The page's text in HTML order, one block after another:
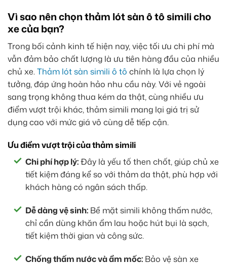
Vì sao nên chọn thảm lót sàn ô tô simili cho
xe của bạn?
Trong bối cảnh kinh tế hiện nay, việc tối ưu chi phí mà
vẫn đảm bảo chất lượng là ưu tiên hàng đầu của nhiều
chủ xe.Thảm lót sàn simili ô tô chính là lựa chọn lý
tưởng, đáp ứng hoàn hảo nhu cầu này. Với vẻ ngoài
sang trọng không thua kém da thật, cùng nhiều ưu
điểm vượt trội khác, thảm simili mang lại giá trị sử
dụng cao với mức giá vô cùng dễ tiếp cận.
Ưu điểm vượt trội của thảm simili
Chi phí hợp lý:Đây là yếu tố then chốt, giúp chủ xe
tiết kiệm đáng kể so với thảm da thật, phù hợp với
khách hàng có ngân sách thấp.
Dễ dàng vệ sinh: Bề mặt simili không thấm nước,
chỉ cần dùng khăn ẩm lau hoặc hút bụi là sạch,
tiết kiệm thời gian và công sức.
Chống thấm nước và ẩm mốc: Bảo vệ sàn xe